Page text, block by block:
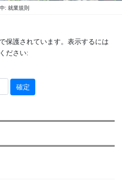
: 就業規則
保護されています。表示するには
ださい: